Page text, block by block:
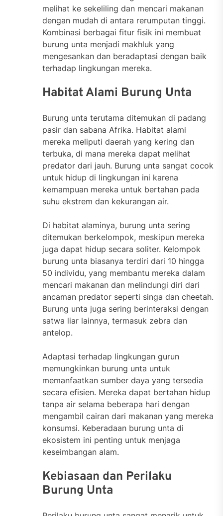
melihat ke sekeliling dan mencari makanan
dengan mudah di antara rerumputan tinggi.
Kombinasi berbagai fitur fisik ini membuat
burung unta menjadi makhluk yang
mengesankan dan beradaptasi dengan baik
terhadap lingkungan mereka.
Habitat Alami Burung Unta
Burung unta terutama ditemukan di padang
pasir dan sabana Afrika. Habitat alami
mereka meliputi daerah yang kering dan
terbuka, di mana mereka dapat melihat
predator dari jauh. Burung unta sangat cocok
untuk hidup di lingkungan ini karena
kemampuan mereka untuk bertahan pada
suhu ekstrem dan kekurangan air.
Di habitat alaminya, burung unta sering
ditemukan berkelompok, meskipun mereka
juga dapat hidup secara soliter. Kelompok
burung unta biasanya terdiri dari 10 hingga
50 individu, yang membantu mereka dalam
mencari makanan dan melindungi diri dari
ancaman predator seperti singa dan cheetah.
Burung unta juga sering berinteraksi dengan
satwa liar lainnya, termasuk zebra dan
antelop.
Adaptasi terhadap lingkungan gurun
memungkinkan burung unta untuk
memanfaatkan sumber daya yang tersedia
secara efisien. Mereka dapat bertahan hidup
tanpa air selama beberapa hari dengan
mengambil cairan dari makanan yang mereka
konsumsi. Keberadaan burung unta di
ekosistem ini penting untuk menjaga
keseimbangan alam.
Kebiasaan dan Perilaku
Burung Unta